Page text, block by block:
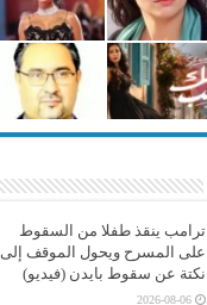
ترامب ينقذ طفلا من السقوط
على المسرح ويحول الموقف إلى
نكتة عن سقوط بايدن (فيديو)
2026-08-06